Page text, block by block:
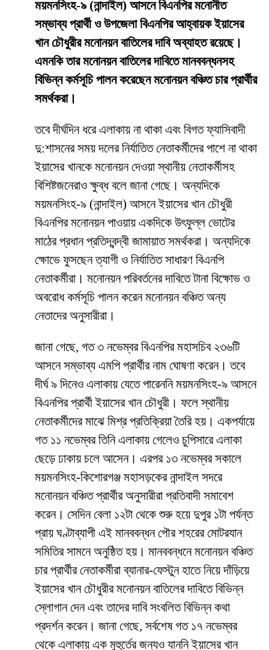
ময়মনসিংহ-৯ (নান্দাইল) আসনে বিএনপির মনোনীত
সম্ভাব্য প্রার্থী ও উপজেলা বিএনপির আহ্বায়ক ইয়াসের
খান চৌধুরীর মনোনয়ন বাতিলের দাবি অব্যাহত রয়েছে।
এমনকি তার মনোনয়ন বাতিলের দাবিতে মানববন্ধনসহ
বিভিন্ন কর্মসূচি পালন করেছেন মনোনয়ন বঞ্চিত চার প্রার্থীর
সমর্থকরা।
তবে দীর্ঘদিন ধরে এলাকায় না থাকা এবং বিগত ফ্যাসিবাদী
দু:শাসনের সময় দলের নির্যাতিত নেতাকর্মীদের পাশে না থাকা
ইয়াসের খানকে মনোনয়ন দেওয়া স্থানীয় নেতাকর্মীসহ
বিশিষ্টজনেরাও ক্ষুব্ধ বলে জানা গেছে। অন্যদিকে
ময়মনসিংহ-৯ (নান্দাইল) আসনে ইয়াসের খান চৌধুরী
বিএনপির মনোনয়ন পাওয়ায় একদিকে উৎফুল্ল ভোটের
মাঠের প্রধান প্রতিদ্বন্দ্বী জামায়াত সমর্থকরা। অন্যদিকে
ক্ষোভে ফুসছেন ত্যাগী ও নির্যাতিত সাধারণ বিএনপি
নেতাকর্মীরা। মনোনয়ন পরিবর্তনের দাবিতে টানা বিক্ষোভ ও
অবরোধ কর্মসূচি পালন করেন মনোনয়ন বঞ্চিত অন্য
নেতাদের অনুসারীরা।
জানা গেছে, গত ৩ নভেম্বর বিএনপির মহাসচিব ২৩৬টি
আসনে সম্ভাব্য এমপি প্রার্থীর নাম ঘোষণা করেন। তবে
দীর্ঘ ৯ দিনেও এলাকায় যেতে পারেননি ময়মনসিংহ-৯ আসনে
বিএনপির প্রার্থী ইয়াসের খান চৌধুরী। ফলে স্থানীয়
নেতাকর্মীদের মাঝে মিশ্র প্রতিক্রিয়া তৈরি হয়। একপর্যায়ে
গত ১১ নভেম্বর তিনি এলাকায় গেলেও চুপিসারে এলাকা
ছেড়ে ঢাকায় চলে আসেন। এরপর ১৩ নভেম্বর সকালে
ময়মনসিংহ-কিশোরগঞ্জ মহাসড়কের নান্দাইল সদরে
মনোনয়ন বঞ্চিত প্রার্থীর অনুসারীরা প্রতিবাদী সমাবেশ
করেন। সেদিন বেলা ১২টা থেকে শুরু হয়ে দুপুর ১টা পর্যন্ত
প্রায় ঘণ্টাব্যাপী এই মানববন্ধন পৌর শহরের মোটরযান
সমিতির সামনে অনুষ্ঠিত হয়। মানববন্ধনে মনোনয়ন বঞ্চিত
চার প্রার্থীর নেতাকর্মীরা ব্যানার-ফেস্টুন হাতে নিয়ে দাঁড়িয়ে
ইয়াসের খান চৌধুরীর মনোনয়ন বাতিলের দাবিতে বিভিন্ন
স্লোগান দেন এবং তাদের দাবি সংবলিত বিভিন্ন কথা
প্রদর্শন করেন। জানা গেছে, সর্বশেষ গত ১৭ নভেম্বর
থেকে এলাকায় এক মুহুর্তের জন্যও যাননি ইয়াসের খান